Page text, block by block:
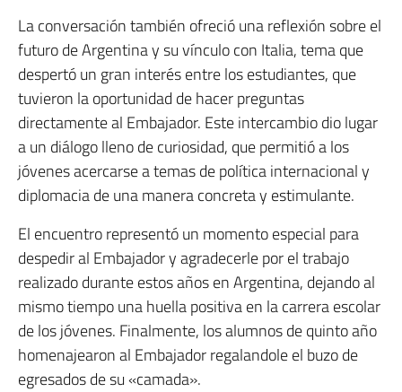
La conversación también ofreció una reflexión sobre el
futuro de Argentina y su vínculo con Italia, tema que
despertó un gran interés entre los estudiantes, que
tuvieron la oportunidad de hacer preguntas
directamente al Embajador. Este intercambio dio lugar
a un diálogo lleno de curiosidad, que permitió a los
jóvenes acercarse a temas de política internacional y
diplomacia de una manera concreta y estimulante.
El encuentro representó un momento especial para
despedir al Embajador y agradecerle por el trabajo
realizado durante estos años en Argentina, dejando al
mismo tiempo una huella positiva en la carrera escolar
de los jóvenes. Finalmente, los alumnos de quinto año
homenajearon al Embajador regalandole el buzo de
egresados de su «camada».